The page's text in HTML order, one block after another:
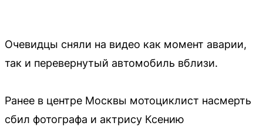
Очевидцы сняли на видео как момент аварии,
так и перевернутый автомобиль вблизи.
Ранее в центре Москвы мотоциклист насмерть
сбил фотографа и актрису Ксению